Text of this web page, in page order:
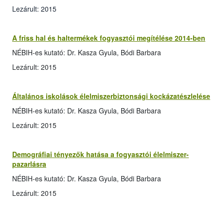
Lezárult: 2015
A friss hal és haltermékek fogyasztói megítélése 2014-ben
NÉBIH-es kutató: Dr. Kasza Gyula, Bódi Barbara
Lezárult: 2015
Általános iskolások élelmiszerbiztonsági kockázatészlelése
NÉBIH-es kutató: Dr. Kasza Gyula, Bódi Barbara
Lezárult: 2015
Demográfiai tényezők hatása a fogyasztói élelmiszer-
pazarlásra
NÉBIH-es kutató: Dr. Kasza Gyula, Bódi Barbara
Lezárult: 2015